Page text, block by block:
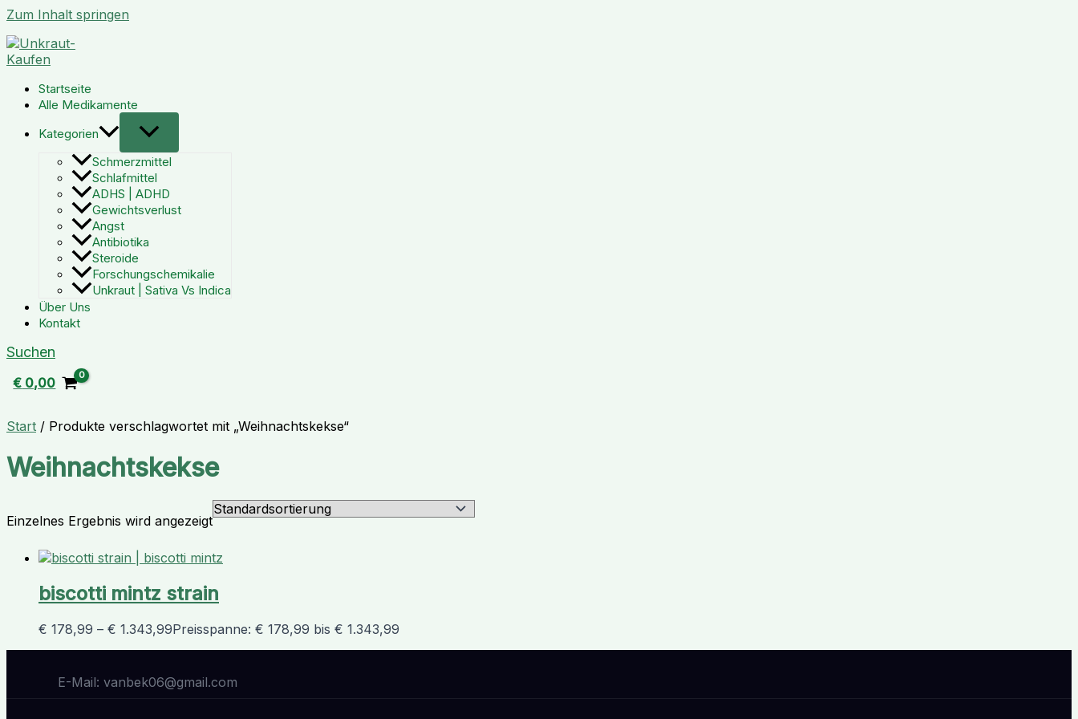
Zum Inhalt springen
Startseite
Alle Medikamente
Kategorien
Schmerzmittel
Schlafmittel
ADHS | ADHD
Gewichtsverlust
Angst
Antibiotika
Steroide
Forschungschemikalie
Unkraut | Sativa Vs Indica
Über Uns
Kontakt
Suchen
€ 0,00
Start / Produkte verschlagwortet mit „Weihnachtskekse“
Weihnachtskekse
Einzelnes Ergebnis wird angezeigt
biscotti mintz strain
€ 178,99 – € 1.343,99Preisspanne: € 178,99 bis € 1.343,99
E-Mail: vanbek06@gmail.com